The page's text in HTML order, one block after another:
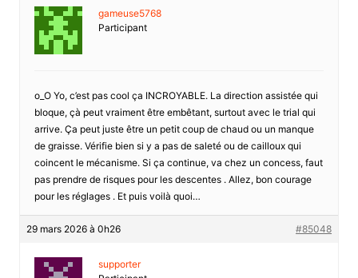
gameuse5768
Participant
o_O Yo, c’est pas cool ça INCROYABLE. La direction assistée qui
bloque, çà peut vraiment être embêtant, surtout avec le trial qui
arrive. Ça peut juste être un petit coup de chaud ou un manque
de graisse. Vérifie bien si y a pas de saleté ou de cailloux qui
coincent le mécanisme. Si ça continue, va chez un concess, faut
pas prendre de risques pour les descentes . Allez, bon courage
pour les réglages . Et puis voilà quoi…
29 mars 2026 à 0h26 #85048
supporter